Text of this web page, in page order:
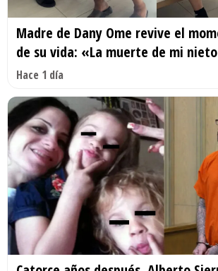
Madre de Dany Ome revive el
de su vida: «La muerte de mi
Hace 1 día